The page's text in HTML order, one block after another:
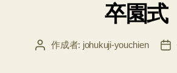
ゴ
リ
卒園式
投 作成者: johukuji-youchien
投